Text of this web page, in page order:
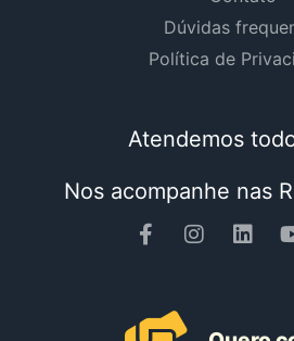
Dúvidas
Política de
Atendemos
Nos acompanhe nas